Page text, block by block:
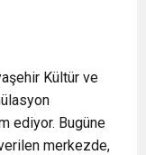
Kültür ve
ediyor. Bugüne
merkezde,